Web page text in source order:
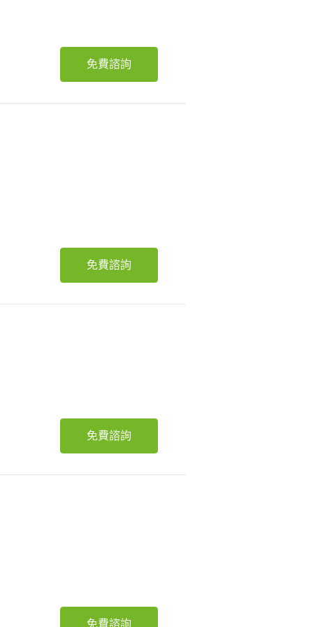
免費諮詢
免費諮詢
免費諮詢
免費諮詢